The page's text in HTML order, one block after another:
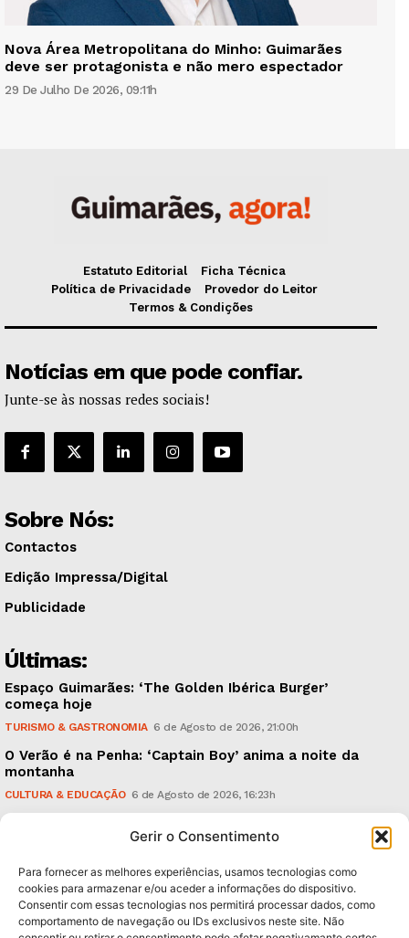
Gerir o Consentimento
Para fornecer as melhores experiências, usamos tecnologias como
cookies para armazenar e/ou aceder a informações do dispositivo.
Consentir com essas tecnologias nos permitirá processar dados, como
comportamento de navegação ou IDs exclusivos neste site. Não
Nova Área Metropolitana do Minho: Guimarães
deve ser protagonista e não mero espectador
29 De Julho De 2026, 09:11h
Estatuto Editorial
Ficha Técnica
Política de Privacidade
Provedor do Leitor
Termos & Condições
Notícias em que pode confiar.
Junte-se às nossas redes sociais!
Sobre Nós:
Contactos
Edição Impressa/Digital
Publicidade
Últimas:
Espaço Guimarães: ‘The Golden Ibérica Burger’
começa hoje
TURISMO & GASTRONOMIA 6 de Agosto de 2026, 21:00h
O Verão é na Penha: ‘Captain Boy’ anima a noite da
montanha
CULTURA & EDUCAÇÃO 6 de Agosto de 2026, 16:23h
em causa”, garante Ricardo Araújo
Subscreva Newsletter: